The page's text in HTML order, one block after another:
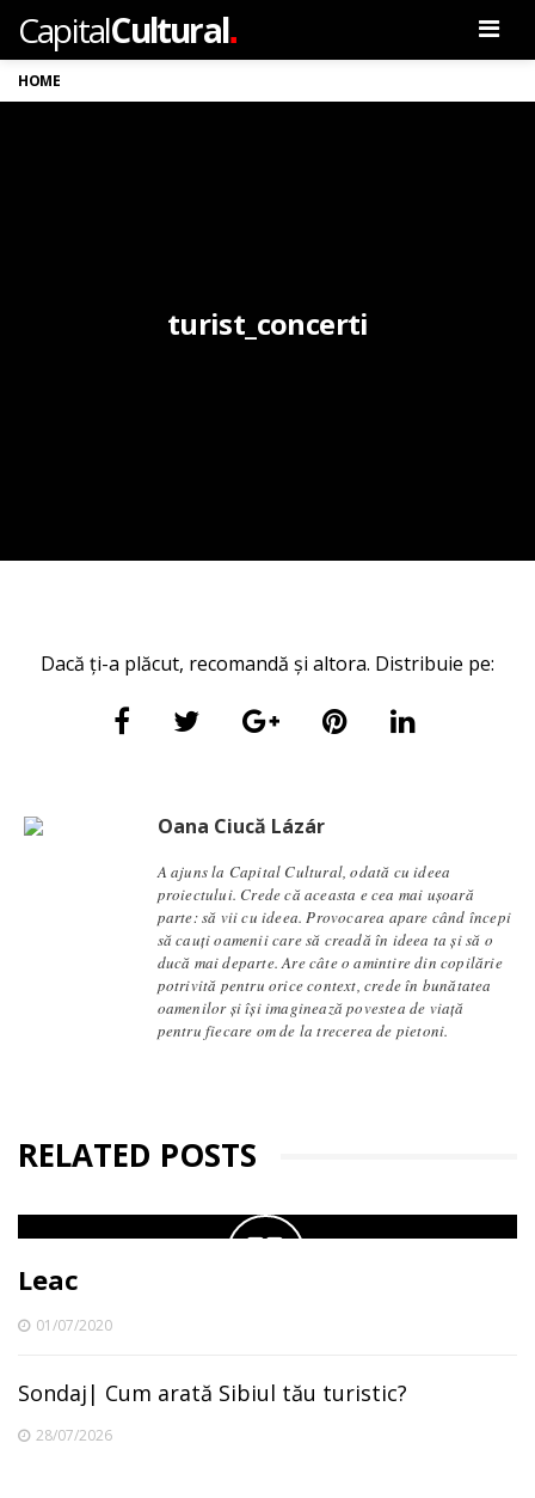
CapitalCultural.
HOME
turist_concerti
Dacă ți-a plăcut, recomandă și altora. Distribuie pe:
Oana Ciucă Lázár
A ajuns la Capital Cultural, odată cu ideea
proiectului. Crede că aceasta e cea mai ușoară
parte: să vii cu ideea. Provocarea apare când începi
să cauți oamenii care să creadă în ideea ta și să o
ducă mai departe. Are câte o amintire din copilărie
potrivită pentru orice context, crede în bunătatea
oamenilor și își imaginează povestea de viață
pentru fiecare om de la trecerea de pietoni.
RELATED POSTS
Leac
01/07/2020
Sondaj| Cum arată Sibiul tău turistic?
28/07/2026